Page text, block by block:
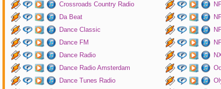
Crossroads Country Radio
Da Beat
Dance Classic
Dance FM
Dance Radio
Dance Radio Amsterdam
Dance Tunes Radio